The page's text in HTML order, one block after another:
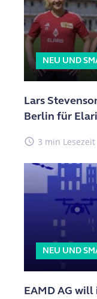
NEU UND
Lars
Berlin für
access_time 3 min Lesezeit
NEU UND
EAMD AG